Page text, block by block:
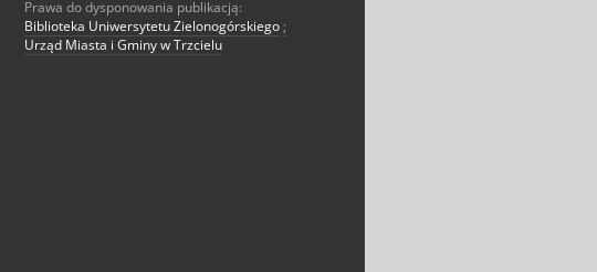
Prawa do dysponowania publikacją:
Biblioteka Uniwersytetu Zielonogórskiego ;
Urząd Miasta i Gminy w Trzcielu